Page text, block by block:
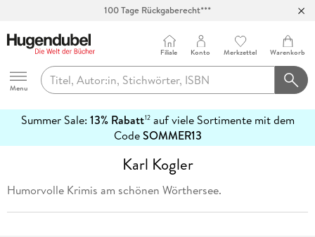
100 Tage Rückgaberecht***
Hugendubel
Menu
Filiale Konto Merkzettel Warenkorb
Summer Sale: 13% Rabatt12auf viele Sortimente mit dem
CodeSOMMER13
erfahren
Karl Kogler
Humorvolle Krimis am schönen Wörthersee.